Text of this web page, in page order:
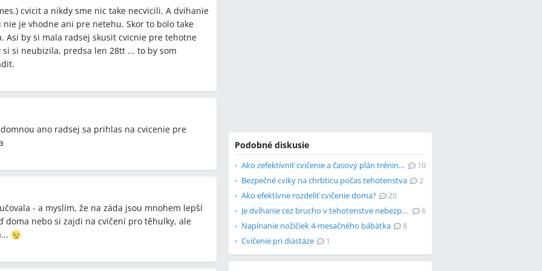
svalov?
ruky pozdĺž tela a pomaly zdvihnite hlavu,
vytvorí vyvýšenie alebo ryska (polospica),
cviky sa majú vynechať.
tehotenstva vynechať?
brušáky, sed‑ľah, sklapáky, zdvíhanie nôh v ľahu
sa aj intenzívnemu posilňovaniu brucha činkami
bezpečné na domáce cvičenie?
relatívne bezpečný, ak vynecháte priame
pričom pri diastáze alebo rizikovom tehotenstve
dohľadu.
cvičenie?
až po súhlase lekára; v jednom príspevku lekár
tt), iné ženy čakali na upokojenie spinenia do 12.
cvicit a nikdy sme nic take necvicili. A dvihanie
je vhodne ani pre netehu. Skor to bolo take
Asi by si mala radsej skusit cvicnie pre tehotne
si neubizila, predsa len 28tt ... to by som
ano radsej sa prihlas na cvicenie pre
- a myslím, že na záda jsou mnohem lepší
doma nebo si zajdi na cvičení pro těhulky, ale
Podobné diskusie
Ako zefektívniť cvičenie a časový plán tréningu? 10
Bezpečné cviky na chrbticu počas tehotenstva 2
Ako efektívne rozdeliť cvičenie doma? 20
Je dvíhanie cez brucho v tehotenstve nebezpečné? 6
Napínanie nožičiek 4-mesačného bábätka 8
Cvičenie pri diastáze 1